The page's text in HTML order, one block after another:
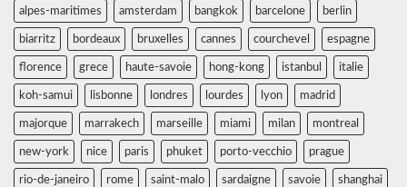
alpes-maritimes amsterdam bangkok barcelone berlin
biarritz bordeaux bruxelles cannes courchevel espagne
florence grece haute-savoie hong-kong istanbul italie
koh-samui lisbonne londres lourdes lyon madrid
majorque marrakech marseille miami milan montreal
new-york nice paris phuket porto-vecchio prague
rio-de-janeiro rome saint-malo sardaigne savoie shanghai